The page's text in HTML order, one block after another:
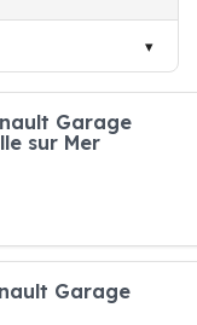
Garage
sur Mer
Garage